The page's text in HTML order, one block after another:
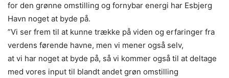
for den grønne omstilling og fornybar energi har Esbjerg
Havn noget at byde på.
”Vi ser frem til at kunne trække på viden og erfaringer fra
verdens førende havne, men vi mener også selv,
at vi har noget at byde på, så vi kommer også til at deltage
med vores input til blandt andet grøn omstilling